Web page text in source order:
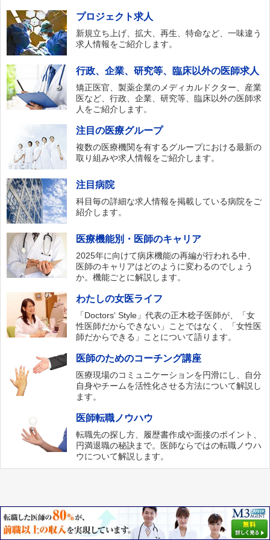
プロジェクト求人
新規立ち上げ、拡大、再生、特命など、一味違う
求人情報をご紹介します。
行政、企業、研究等、臨床以外の医師求人
矯正医官、製薬企業のメディカルドクター、産業
医など、行政、企業、研究等、臨床以外の医師求
人をご紹介します。
注目の医療グループ
複数の医療機関を有するグループにおける最新の
取り組みや求人情報をご紹介します。
注目病院
科目毎の詳細な求人情報を掲載している病院をご
紹介します。
医療機能別・医師のキャリア
2025年に向けて病床機能の再編が行われる中、
医師のキャリアはどのように変わるのでしょう
か。機能ごとに解説します。
わたしの女医ライフ
「Doctors‘ Style」代表の正木稔子医師が、「女
性医師だからできない」ことではなく、「女性医
師だからできる」ことについて語ります。
医師のためのコーチング講座
医療現場のコミュニケーションを円滑にし、自分
自身やチームを活性化させる方法について解説し
ます。
医師転職ノウハウ
転職先の探し方、履歴書作成や面接のポイント、
円満退職の秘訣まで。医師ならではの転職ノウハ
ウについて解説します。